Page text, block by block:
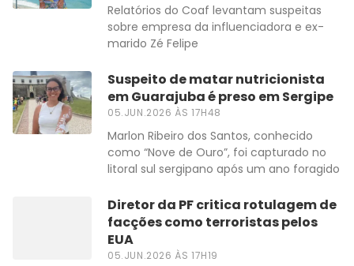
Relatórios do Coaf levantam suspeitas
sobre empresa da influenciadora e ex-
marido Zé Felipe
Suspeito de matar nutricionista
em Guarajuba é preso em Sergipe
05.JUN.2026 ÀS 17H48
Marlon Ribeiro dos Santos, conhecido
como “Nove de Ouro”, foi capturado no
litoral sul sergipano após um ano foragido
Diretor da PF critica rotulagem de
facções como terroristas pelos
EUA
05.JUN.2026 ÀS 17H19